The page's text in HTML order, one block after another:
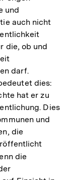
und
auch nicht
die, ob und
darf.
dies:
hat er zu
Dies
und
die
die